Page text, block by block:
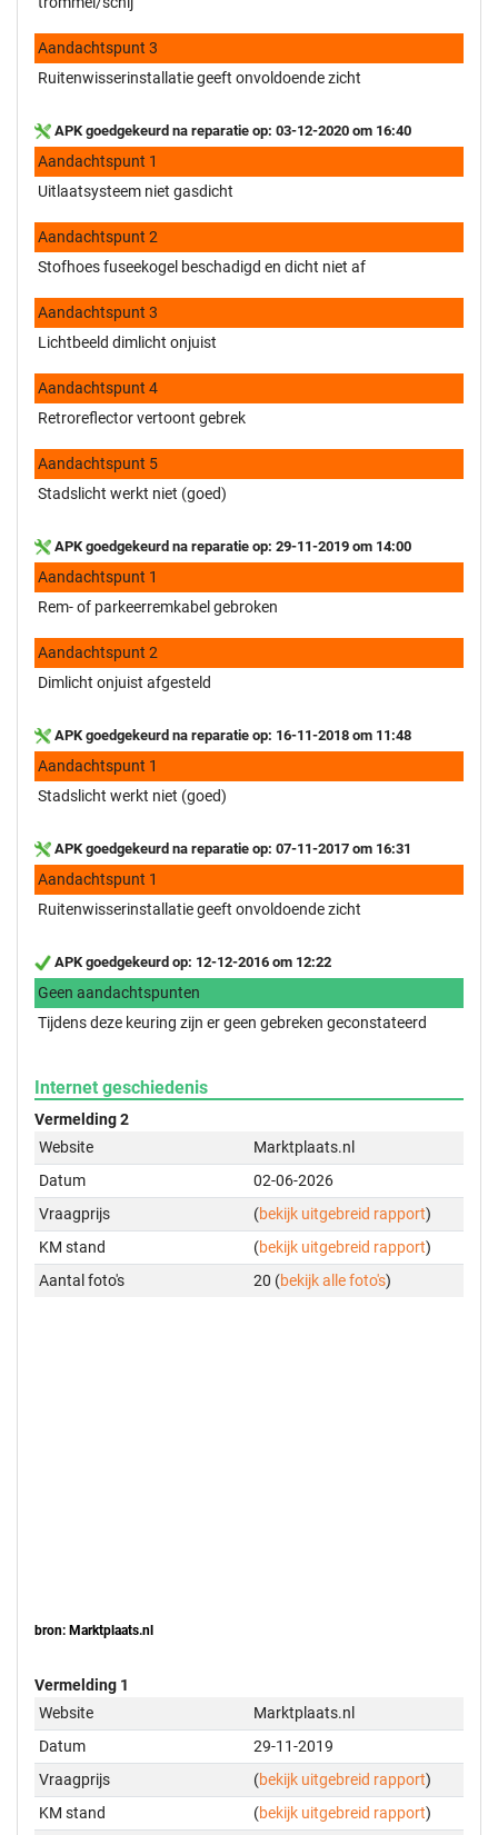
Aandachtspunt 3
Ruitenwisserinstallatie geeft onvoldoende zicht
APK goedgekeurd na reparatie op: 03-12-2020 om 16:40
Aandachtspunt 1
Uitlaatsysteem niet gasdicht
Aandachtspunt 2
Stofhoes fuseekogel beschadigd en dicht niet af
Aandachtspunt 3
Lichtbeeld dimlicht onjuist
Aandachtspunt 4
Retroreflector vertoont gebrek
Aandachtspunt 5
Stadslicht werkt niet (goed)
APK goedgekeurd na reparatie op: 29-11-2019 om 14:00
Aandachtspunt 1
Rem- of parkeerremkabel gebroken
Aandachtspunt 2
Dimlicht onjuist afgesteld
APK goedgekeurd na reparatie op: 16-11-2018 om 11:48
Aandachtspunt 1
Stadslicht werkt niet (goed)
APK goedgekeurd na reparatie op: 07-11-2017 om 16:31
Aandachtspunt 1
Ruitenwisserinstallatie geeft onvoldoende zicht
APK goedgekeurd op: 12-12-2016 om 12:22
Geen aandachtspunten
Tijdens deze keuring zijn er geen gebreken geconstateerd
Internet geschiedenis
Vermelding 2
Website
Marktplaats.nl
Datum
02-06-2026
Vraagprijs
(bekijk uitgebreid rapport)
KM stand
(bekijk uitgebreid rapport)
Aantal foto's
20 (bekijk alle foto's)
bron: Marktplaats.nl
Vermelding 1
Website
Marktplaats.nl
Datum
29-11-2019
Vraagprijs
(bekijk uitgebreid rapport)
KM stand
(bekijk uitgebreid rapport)